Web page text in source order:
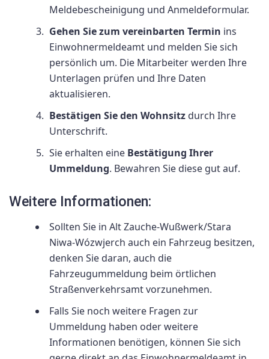
Meldebescheinigung und Anmeldeformular.
Gehen Sie zum vereinbarten Termin ins
Einwohnermeldeamt und melden Sie sich
persönlich um. Die Mitarbeiter werden Ihre
Unterlagen prüfen und Ihre Daten
aktualisieren.
Bestätigen Sie den Wohnsitz durch Ihre
Unterschrift.
Sie erhalten eine Bestätigung Ihrer
Ummeldung. Bewahren Sie diese gut auf.
Weitere Informationen:
Sollten Sie in Alt Zauche-Wußwerk/Stara
Niwa-Wózwjerch auch ein Fahrzeug besitzen,
denken Sie daran, auch die
Fahrzeugummeldung beim örtlichen
Straßenverkehrsamt vorzunehmen.
Falls Sie noch weitere Fragen zur
Ummeldung haben oder weitere
Informationen benötigen, können Sie sich